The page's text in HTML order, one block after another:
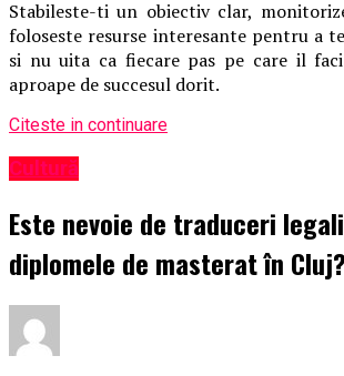
Stabileste-ti un obiectiv clar,
foloseste resurse interesante pentru a
si nu uita ca fiecare pas pe care il
aproape de succesul dorit.
Citeste in continuare
Cultură
Este nevoie de traduceri
diplomele de masterat în Cluj?